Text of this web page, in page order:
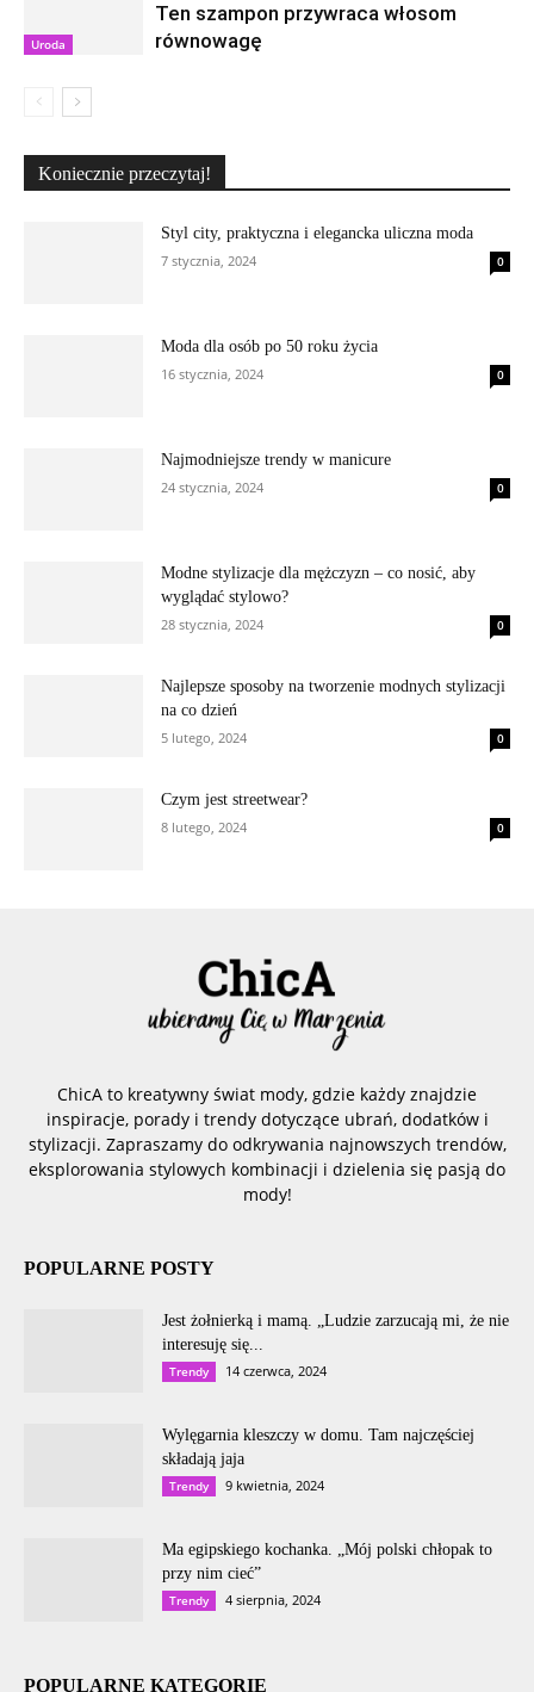
Uroda
Ten szampon przywraca włosom
równowagę
Koniecznie przeczytaj!
Styl city, praktyczna i elegancka uliczna moda
7 stycznia, 2024
0
Moda dla osób po 50 roku życia
16 stycznia, 2024
0
Najmodniejsze trendy w manicure
24 stycznia, 2024
0
Modne stylizacje dla mężczyzn – co nosić, aby
wyglądać stylowo?
28 stycznia, 2024
0
Najlepsze sposoby na tworzenie modnych stylizacji
na co dzień
5 lutego, 2024
0
Czym jest streetwear?
8 lutego, 2024
0
ChicA to kreatywny świat mody, gdzie każdy znajdzie
inspiracje, porady i trendy dotyczące ubrań, dodatków i
stylizacji. Zapraszamy do odkrywania najnowszych trendów,
eksplorowania stylowych kombinacji i dzielenia się pasją do
mody!
POPULARNE POSTY
Jest żołnierką i mamą. „Ludzie zarzucają mi, że nie
interesuję się...
Trendy 14 czerwca, 2024
Wylęgarnia kleszczy w domu. Tam najczęściej
składają jaja
Trendy 9 kwietnia, 2024
Ma egipskiego kochanka. „Mój polski chłopak to
przy nim cieć”
Trendy 4 sierpnia, 2024
POPULARNE KATEGORIE